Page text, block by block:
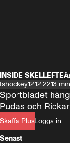
INSIDE
Ishockey12.12.2213 min
Skaffa PlusLogga in
Sportbladet
Pudas och
Senast